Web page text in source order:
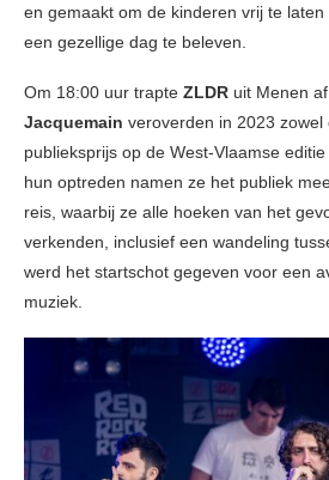
en gemaakt om de kinderen vrij te laten
een gezellige dag te beleven.
Om 18:00 uur trapte ZLDR uit Menen
Jacquemain veroverden in 2023
publieksprijs op de West-Vlaamse
hun optreden namen ze het publiek
reis, waarbij ze alle hoeken van het
verkenden, inclusief een wandeling
werd het startschot gegeven voor een
muziek.